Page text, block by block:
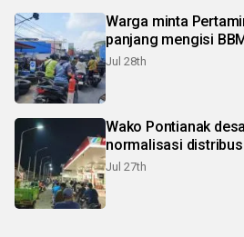
Warga minta
panjang mengisi
Jul 28th
Wako Pontianak
normalisasi
Jul 27th